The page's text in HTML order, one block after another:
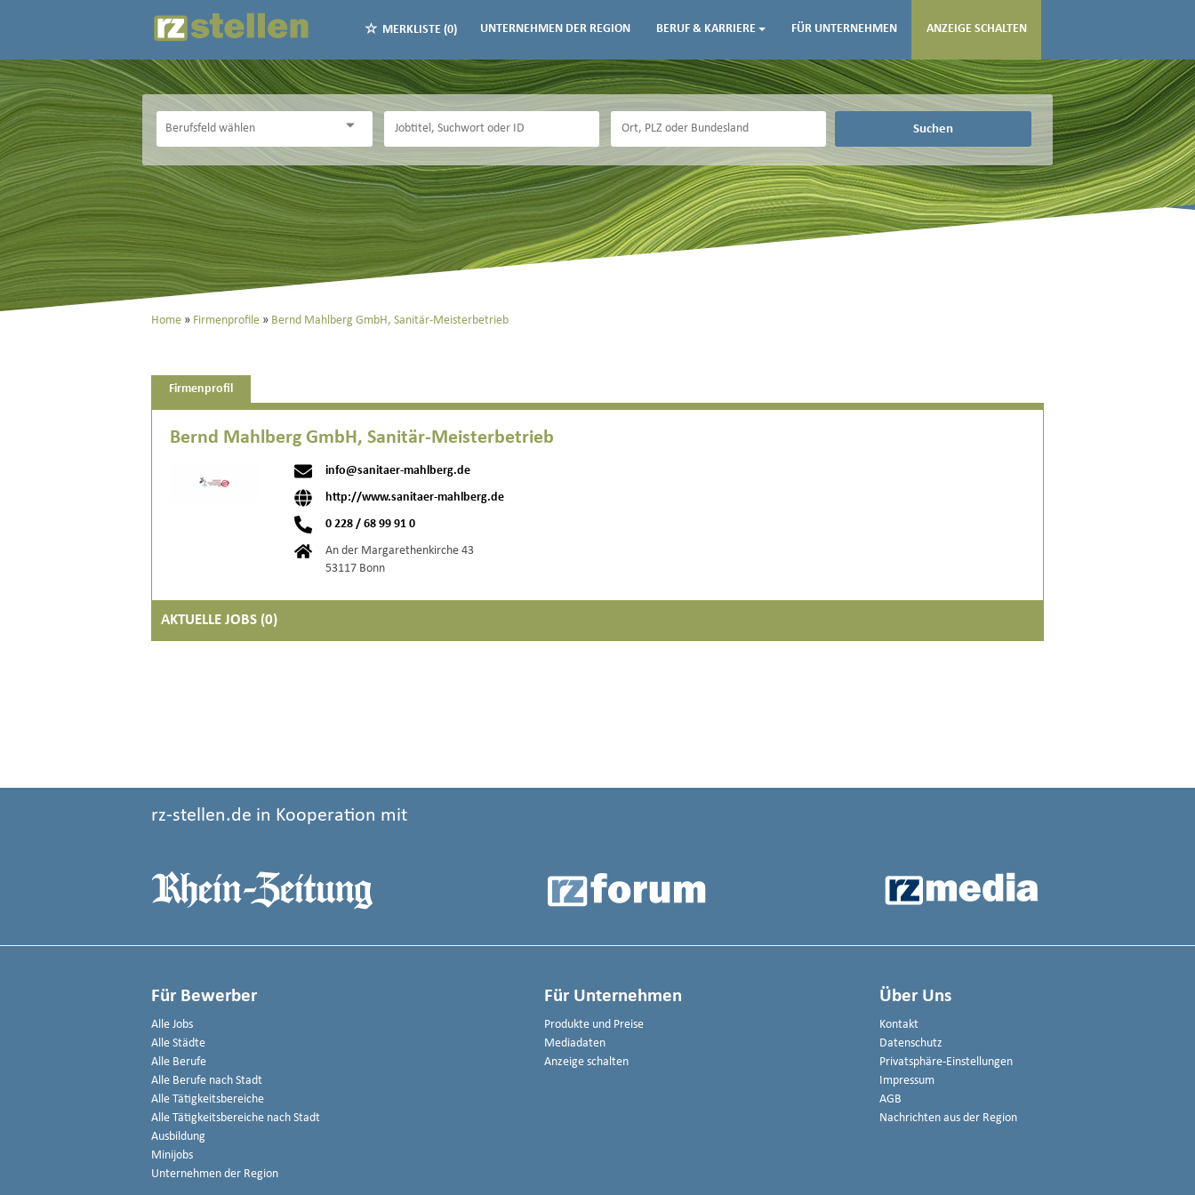
MERKLISTE (0) UNTERNEHMEN DER REGION BERUF & KARRIERE FÜR UNTERNEHMEN ANZEIGE SCHALTEN
Suchen
Home Firmenprofile Bernd Mahlberg GmbH, Sanitär-Meisterbetrieb
Firmenprofil
Bernd Mahlberg GmbH, Sanitär-Meisterbetrieb
info@sanitaer-mahlberg.de
http://www.sanitaer-mahlberg.de
0 228 / 68 99 91 0
An der Margarethenkirche 43
53117 Bonn
AKTUELLE JOBS (0)
rz-stellen.de in Kooperation mit
Für Bewerber
Alle Jobs
Alle Städte
Alle Berufe
Alle Berufe nach Stadt
Alle Tätigkeitsbereiche
Alle Tätigkeitsbereiche nach Stadt
Ausbildung
Minijobs
Unternehmen der Region
Für Unternehmen
Produkte und Preise
Mediadaten
Anzeige schalten
Über Uns
Kontakt
Datenschutz
Privatsphäre-Einstellungen
Impressum
AGB
Nachrichten aus der Region